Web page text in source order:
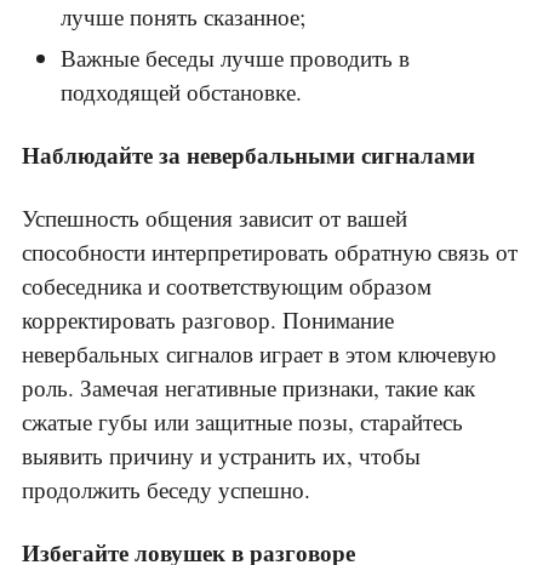
лучше понять сказанное;
Важные беседы лучше проводить в
подходящей обстановке.
Наблюдайте за невербальными сигналами
Успешность общения зависит от вашей
способности интерпретировать обратную связь от
собеседника и соответствующим образом
корректировать разговор. Понимание
невербальных сигналов играет в этом ключевую
роль. Замечая негативные признаки, такие как
сжатые губы или защитные позы, старайтесь
выявить причину и устранить их, чтобы
продолжить беседу успешно.
Избегайте ловушек в разговоре